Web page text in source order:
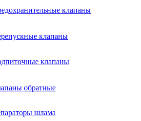
клапаны
клапаны
клапаны
обратные
шлама